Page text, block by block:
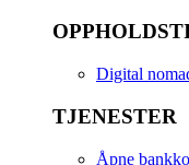
Digital
TJENESTER
Åpne